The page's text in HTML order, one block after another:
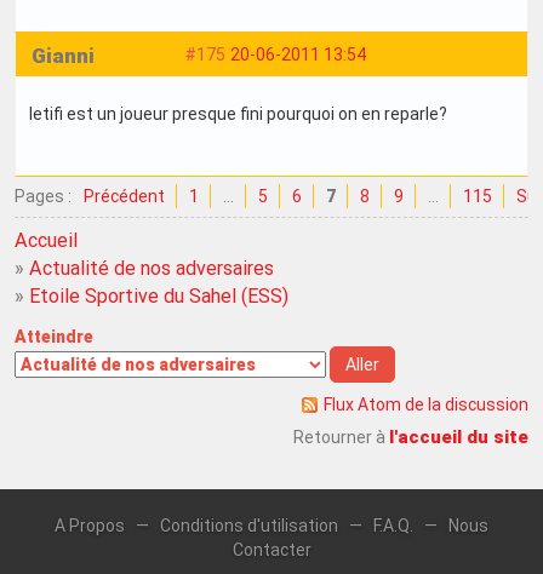
#175 20-06-2011 13:54
Gianni
letifi est un joueur presque fini pourquoi on en reparle?
Pages : Précédent 1 … 5 6 7 8 9 … 115
Accueil
» Actualité de nos adversaires
» Etoile Sportive du Sahel (ESS)
Atteindre
Flux Atom de la discussion
Retourner à l'accueil du site
A Propos — Conditions d'utilisation — F.A.Q. —
Nous
Contacter